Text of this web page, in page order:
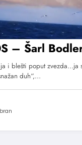
– Šarl
i blešti poput zvezda…ja
duh“,…